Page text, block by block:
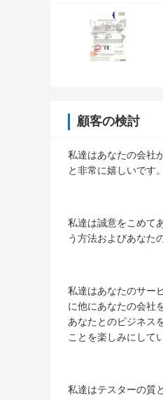
顧客の検討
私達はあなたの会社
と非常に嬉しいです。
私達は誠意をこめて
う方法およびあなた
私達はあなたのサー
に他にあなたの会社
あなたとのビジネス
ことを楽しみにして
私達はテスターの質